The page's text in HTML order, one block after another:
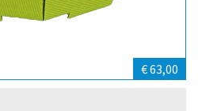
€ 63,00